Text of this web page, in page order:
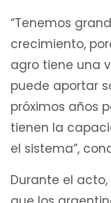
“Tenemos
crecimiento,
agro tiene una
puede aportar
próximos años
tienen la
el sistema”,
Durante el